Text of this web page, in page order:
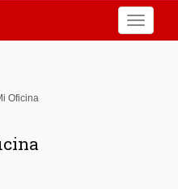
Toggle
Oficina